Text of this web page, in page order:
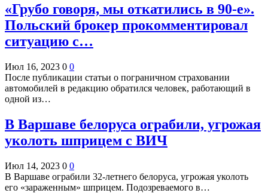
«Грубо говоря, мы откатились в 90-е».
Польский брокер прокомментировал
ситуацию с…
Июл 16, 2023 0 0
После публикации статьи о пограничном страховании
автомобилей в редакцию обратился человек, работающий в
одной из…
В Варшаве белоруса ограбили, угрожая
уколоть шприцем с ВИЧ
Июл 14, 2023 0 0
В Варшаве ограбили 32-летнего белоруса, угрожая уколоть
его «зараженным» шприцем. Подозреваемого в…